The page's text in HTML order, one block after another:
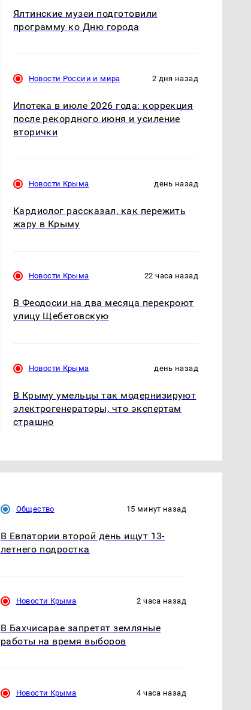
Не ешьте эту
готовую еду из
жестокое убийство
Ялтинские музеи подготовили
программу ко Дню города
Новости России и мира 2 дня назад
Ипотека в июле 2026 года: коррекция
после рекордного июня и усиление
вторички
Новости Крыма день назад
Кардиолог рассказал, как пережить
жару в Крыму
Новости Крыма 22 часа назад
В Феодосии на два месяца перекроют
улицу Щебетовскую
Новости Крыма день назад
В Крыму умельцы так модернизируют
электрогенераторы, что экспертам
страшно
Общество 15 минут назад
В Евпатории второй день ищут 13-
летнего подростка
Новости Крыма 2 часа назад
В Бахчисарае запретят земляные
работы на время выборов
Новости Крыма 4 часа назад